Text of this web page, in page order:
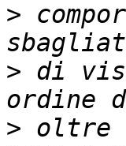
>
> di
> oltre